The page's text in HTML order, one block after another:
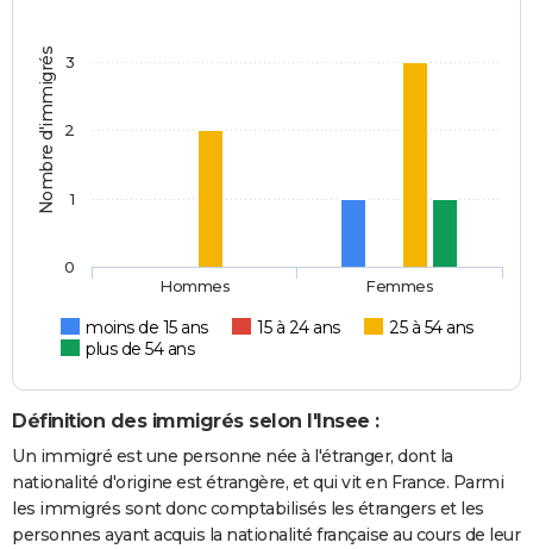
Nombre d'immigrés
moins de 15 ans 15 à 24 ans
25 à 54 ans
plus de 54 ans
Hommes Femmes
0
1
2
3
Définition des immigrés selon l'Insee :
Un immigré est une personne née à l'étranger, dont la
nationalité d'origine est étrangère, et qui vit en France. Parmi
les immigrés sont donc comptabilisés les étrangers et les
personnes ayant acquis la nationalité française au cours de leur